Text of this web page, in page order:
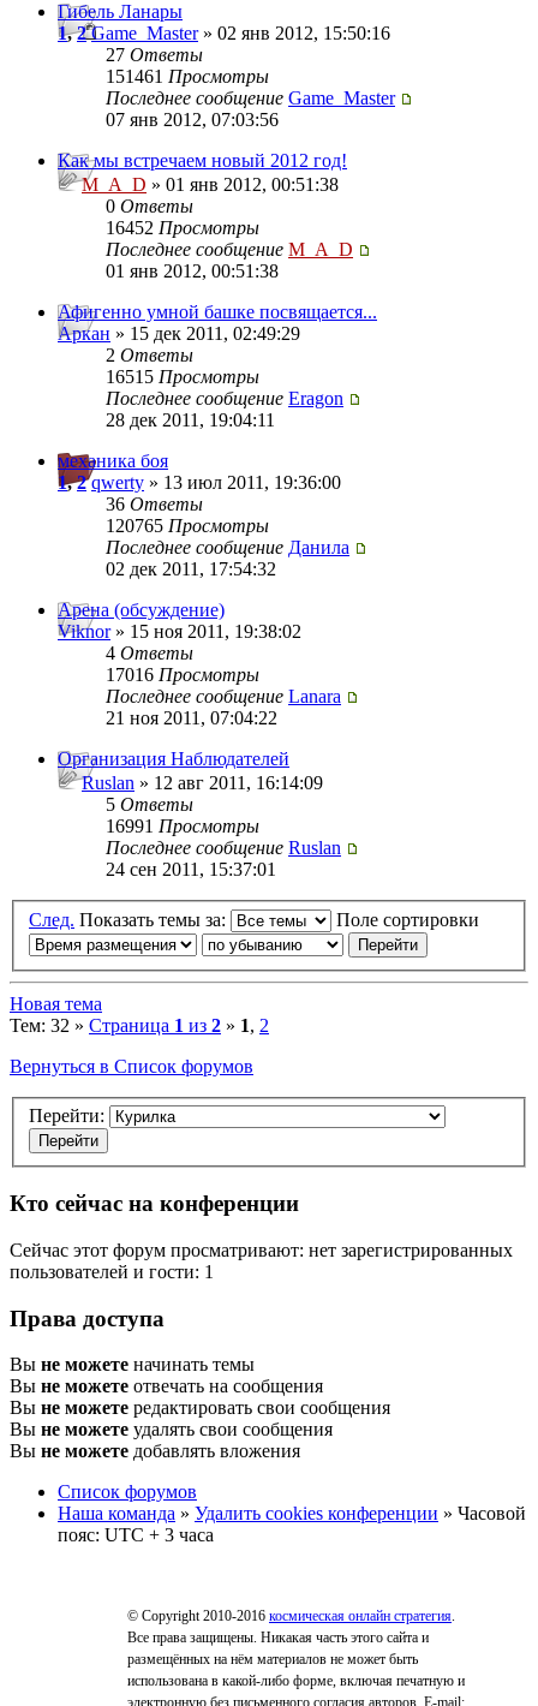
Гибель Ланары
1,2 Game_Master» 02 янв 2012, 15:50:16
27 Ответы
151461 Просмотры
Последнее сообщение Game_Master
07 янв 2012, 07:03:56
Как мы встречаем новый 2012 год!
M_A_D » 01 янв 2012, 00:51:38
0 Ответы
16452 Просмотры
Последнее сообщение M_A_D
01 янв 2012, 00:51:38
Афигенно умной башке посвящается...
Аркан » 15 дек 2011, 02:49:29
2 Ответы
16515 Просмотры
Последнее сообщение Eragon
28 дек 2011, 19:04:11
механика боя
1,2 qwerty » 13 июл 2011, 19:36:00
36 Ответы
120765 Просмотры
Последнее сообщение Данила
02 дек 2011, 17:54:32
Арена (обсуждение)
Viknor» 15 ноя 2011, 19:38:02
4 Ответы
17016 Просмотры
Последнее сообщение Lanara
21 ноя 2011, 07:04:22
Организация Наблюдателей
Ruslan » 12 авг 2011, 16:14:09
5 Ответы
16991 Просмотры
Последнее сообщение Ruslan
24 сен 2011, 15:37:01
След. Показать темы за: Поле сортировки
Новая тема
Тем: 32 » Страница 1 из 2 » 1, 2
Вернуться в Список форумов
Перейти:
Кто сейчас на конференции
Сейчас этот форум просматривают: нет зарегистрированных
пользователей и гости: 1
Права доступа
Вы не можете начинать темы
Вы не можете отвечать на сообщения
Вы не можете редактировать свои сообщения
Вы не можете удалять свои сообщения
Вы не можете добавлять вложения
Список форумов
Наша команда » Удалить cookies конференции » Часовой
пояс: UTC + 3 часа
© Copyright 2010-2016 космическая онлайн стратегия.
Все права защищены. Никакая часть этого сайта и
размещённых на нём материалов не может быть
использована в какой-либо форме, включая печатную и